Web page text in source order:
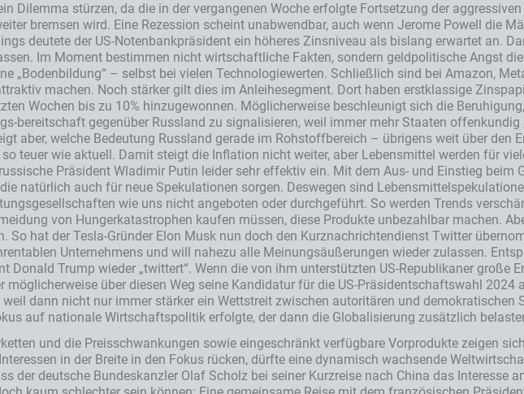
Dilemma stürzen, da die in der vergangenen Woche erfolgte Fortsetzung der
bremsen wird. Eine Rezession scheint unabwendbar, auch wenn Jerome Powell die
deutete der US-Notenbankpräsident ein höheres Zinsniveau als bislang erwartet an.
Im Moment bestimmen nicht wirtschaftliche Fakten, sondern geldpolitische Angst
„Bodenbildung“ – selbst bei vielen Technologiewerten. Schließlich sind bei Amazon,
machen. Noch stärker gilt dies im Anleihesegment. Dort haben erstklassige
Wochen bis zu 10% hinzugewonnen. Möglicherweise beschleunigt sich die
bereitschaft gegenüber Russland zu signalisieren, weil immer mehr Staaten offenkundig
aber, welche Bedeutung Russland gerade im Rohstoffbereich – übrigens weit über den
teuer wie aktuell. Damit steigt die Inflation nicht weiter, aber Lebensmittel werden für
Präsident Wladimir Putin leider sehr effektiv ein. Mit dem Aus- und Einstieg beim
natürlich auch für neue Spekulationen sorgen. Deswegen sind
wie uns nicht angeboten oder durchgeführt. So werden Trends
von Hungerkatastrophen kaufen müssen, diese Produkte unbezahlbar machen.
So hat der Tesla-Gründer Elon Musk nun doch den Kurznachrichtendienst Twitter
Unternehmens und will nahezu alle Meinungsäußerungen wieder zulassen.
Donald Trump wieder „twittert“. Wenn die von ihm unterstützten US-Republikaner große
möglicherweise über diesen Weg seine Kandidatur für die US-Präsidentschaftswahl 2024
dann nicht nur immer stärker ein Wettstreit zwischen autoritären und demokratischen
auf nationale Wirtschaftspolitik erfolgte, der dann die Globalisierung zusätzlich
und die Preisschwankungen sowie eingeschränkt verfügbare Vorprodukte zeigen
in der Breite in den Fokus rücken, dürfte eine dynamisch wachsende
der deutsche Bundeskanzler Olaf Scholz bei seiner Kurzreise nach China das Interesse